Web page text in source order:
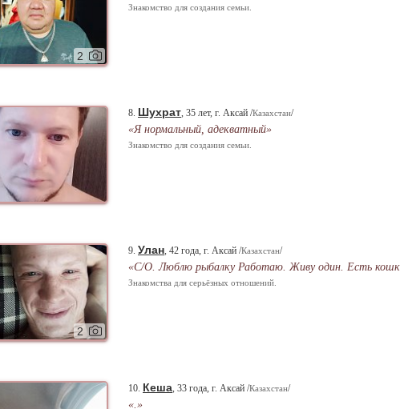
2
Знакомство для создания семьи.
8. Шухрат, 35 лет, г. Аксай /Казахстан/
«Я нормальный, адекватный»
Знакомство для создания семьи.
2
9. Улан, 42 года, г. Аксай /Казахстан/
«С/О. Люблю рыбалку Работаю. Живу один. Есть
Знакомства для серьёзных отношений.
10. Кеша, 33 года, г. Аксай /Казахстан/
«.»